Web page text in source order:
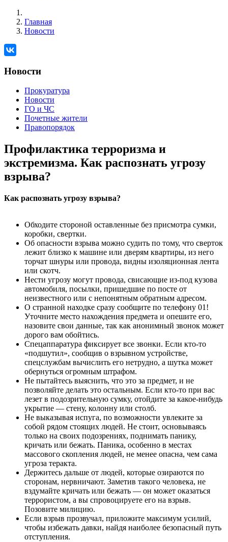
Главная
Новости
Новости
Прокуратура
Новости
ГО и ЧС
Почетные жители
Правопорядок
Профилактика терроризма и
экстремизма. Как распознать угрозу
взрыва?
Как распознать угрозу взрыва?
Обходите стороной оставленные без присмотра сумки,
коробки, свертки.
Об опасности взрыва можно судить по тому, что сверток
лежит близко к машине или дверям квартиры, из него
торчат шнуры или провода, видны изоляционная лента
или скотч.
Нести угрозу могут провода, свисающие из-под кузова
автомобиля, посылки, пришедшие по посте от
неизвестного или с непонятным обратным адресом.
О странной находке сразу сообщите по телефону 01!
Уточните место нахождения предмета и опешите его,
назовите свои данные, так как анонимный звонок может
дорого вам обойтись.
Спецаппаратура фиксирует все звонки. Если кто-то
«подшутил», сообщив о взрывном устройстве,
спецслужбам вычислить его нетрудно, а шутка может
обернуться огромным штрафом.
Не пытайтесь выяснить, что это за предмет, и не
позволяйте делать это остальным. Если кто-то при вас
лезет в подозрительную сумку, отойдите за какое-нибудь
укрытие — стену, колонну или столб.
Не выказывая испуга, по возможности увлеките за
собой рядом стоящих людей. Не стоит, основываясь
только на своих подозрениях, поднимать панику,
кричать или бежать. Паника, особенно в местах
массового скопления людей, не менее опасна, чем сама
угроза теракта.
Держитесь дальше от людей, которые озираются по
сторонам, нервничают. Заметив такого человека, не
вздумайте кричать или бежать — он может оказаться
террористом, а вы спровоцируете его на взрыв.
Позовите милицию.
Если взрыв прозвучал, приложите максимум усилий,
чтобы избежать давки, найдя наиболее безопасный путь
отступления.